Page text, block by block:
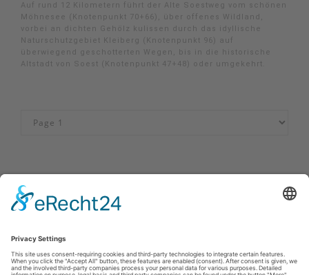
Auf rund 12 Kilometern führt der Alte Soestweg vom schönen
Möhnesee (Knotenpunkt 70+66), über offenes Wildland,
vorbei an dichten Gehölz kulissen durch das idyllische
Naturschutzgebiet Kleiberg (Knotenpunkt 96) auf
überwiegend geschotterten Wegen, bis in die historische
Altstadt von Soest (Knotenpunkt 47+48) oder umgekehrt.
Imprint|Privacy policy
MöhnetalRadweg Johannes-Hummel-Weg 1 57392 Schmallenberg